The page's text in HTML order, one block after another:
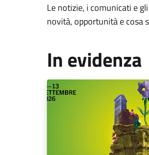
Le notizie, i comunicati e
novità, opportunità e cosa
In evidenza